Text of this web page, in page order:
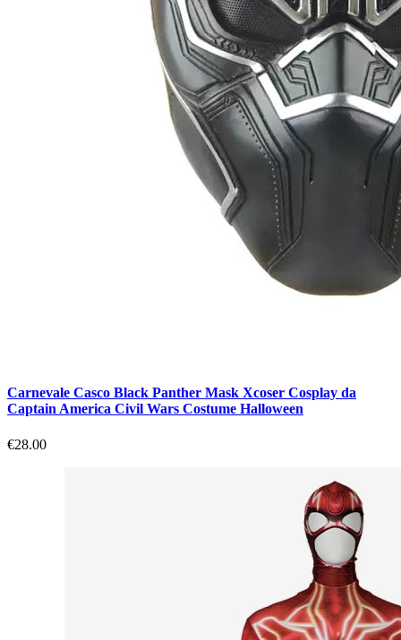
Carnevale Casco Black Panther Mask Xcoser Cosplay da
Captain America Civil Wars Costume Halloween
€28.00